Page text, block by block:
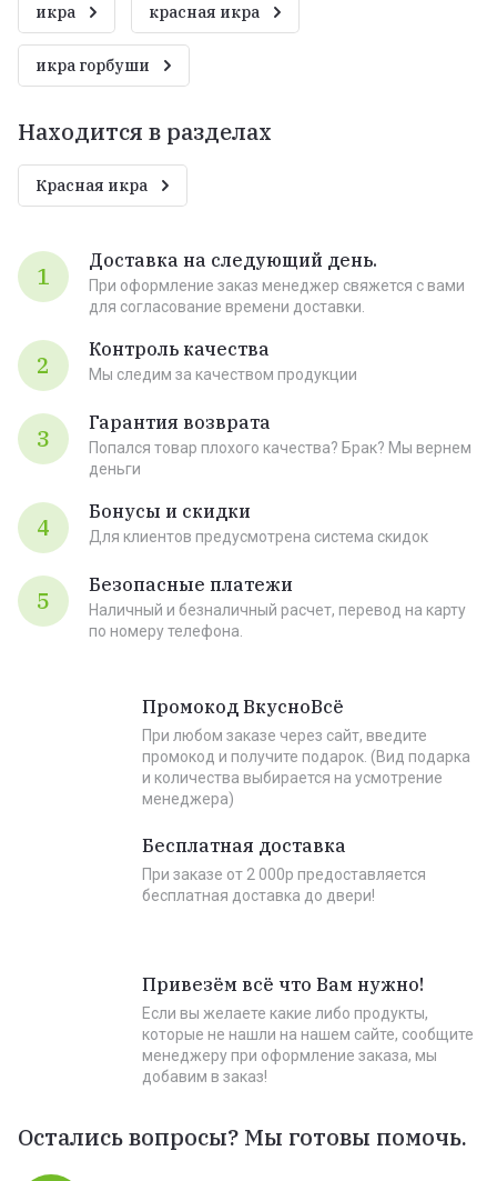
икра красная икра
икра горбуши
Находится в разделах
Красная икра
1
Доставка на следующий день.
При оформление заказ менеджер свяжется с вами
для согласование времени доставки.
2
Контроль качества
Мы следим за качеством продукции
3
Гарантия возврата
Попался товар плохого качества? Брак? Мы вернем
деньги
4
Бонусы и скидки
Для клиентов предусмотрена система скидок
5
Безопасные платежи
Наличный и безналичный расчет, перевод на карту
по номеру телефона.
Промокод ВкусноВсё
При любом заказе через сайт, введите
промокод и получите подарок. (Вид подарка
и количества выбирается на усмотрение
менеджера)
Бесплатная доставка
При заказе от 2 000р предоставляется
бесплатная доставка до двери!
Привезём всё что Вам нужно!
Если вы желаете какие либо продукты,
которые не нашли на нашем сайте, сообщите
менеджеру при оформление заказа, мы
добавим в заказ!
Остались вопросы? Мы готовы помочь.